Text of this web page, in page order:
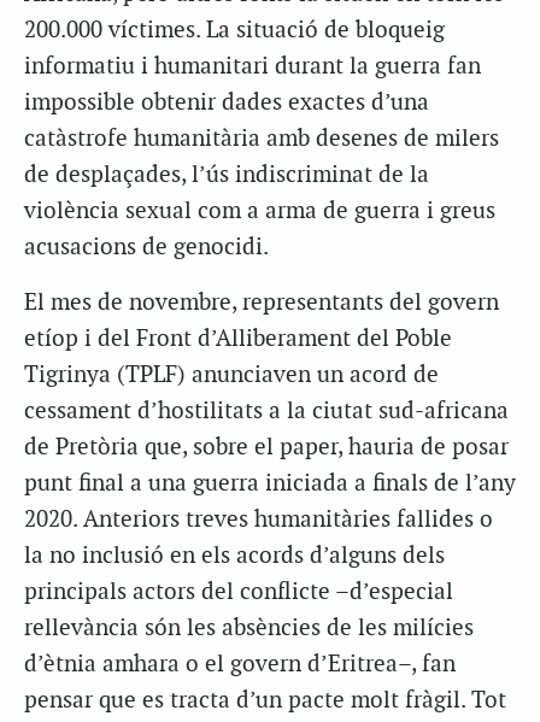
200.000 víctimes. La situació de bloqueig
informatiu i humanitari durant la guerra fan
impossible obtenir dades exactes d’una
catàstrofe humanitària amb desenes de milers
de desplaçades, l’ús indiscriminat de la
violència sexual com a arma de guerra i greus
acusacions de genocidi.
El mes de novembre, representants del govern
etíop i del Front d’Alliberament del Poble
Tigrinya (TPLF) anunciaven un acord de
cessament d’hostilitats a la ciutat sud-africana
de Pretòria que, sobre el paper, hauria de posar
punt final a una guerra iniciada a finals de l’any
2020. Anteriors treves humanitàries fallides o
la no inclusió en els acords d’alguns dels
principals actors del conflicte –d’especial
rellevància són les absències de les milícies
d’ètnia amhara o el govern d’Eritrea–, fan
pensar que es tracta d’un pacte molt fràgil. Tot